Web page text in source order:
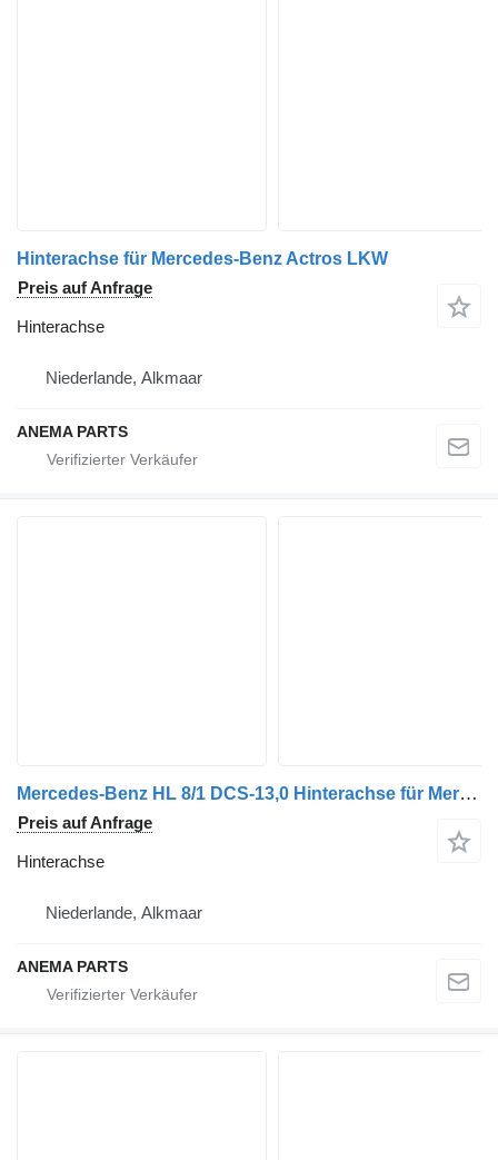
Hinterachse für Mercedes-Benz Actros LKW
Preis auf Anfrage
Hinterachse
Niederlande, Alkmaar
ANEMA PARTS
Mercedes-Benz HL 8/1 DCS-13,0 Hinterachse für Mercedes-Benz ACTROS LKW
Preis auf Anfrage
Hinterachse
Niederlande, Alkmaar
ANEMA PARTS